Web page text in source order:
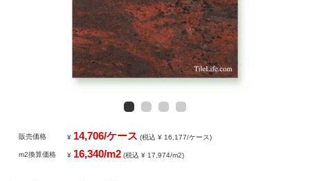
販売価格 ¥ 14,706/ケース (税込 ¥ 16,177/ケース)
m2換算価格 ¥ 16,340/m2 (税込 ¥ 17,974/m2)